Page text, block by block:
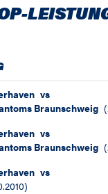
vs
Braunschweig (
vs
Braunschweig (
vs
)